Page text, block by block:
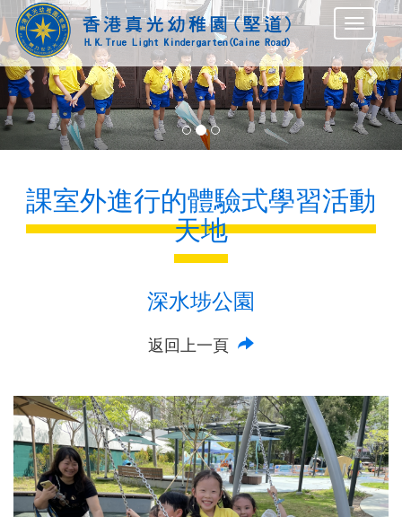
Previous
課室外進行的體驗式學習活動
天地
深水埗公園
返回上一頁